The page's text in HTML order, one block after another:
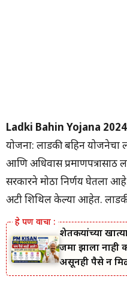
Ladki Bahin Yojana
योजना: लाडकी बहिन योजनेचा
आणि अधिवास
सरकारने मोठा निर्णय घेतला आहे.
अटी शिथिल केल्या आहेत.
शेतकऱ्यांच्या
जमा झाला नाही
असूनही पैसे न
माहिती जाणून